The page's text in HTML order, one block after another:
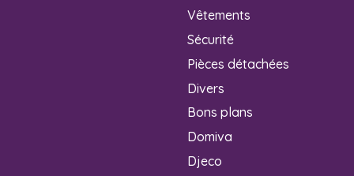
Vêtements
Sécurité
Pièces détachées
Divers
Bons plans
Domiva
Djeco